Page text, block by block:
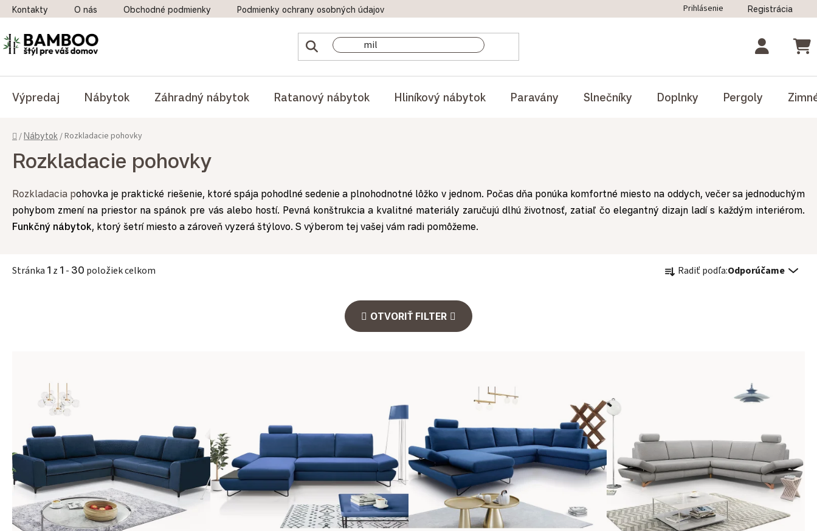
Prejsť na obsah
Kontakty O nás Obchodné podmienky Podmienky ochrany osobných údajov Odstúpenie od zmluvy
Prihlásenie Registrácia
Výpredaj Nábytok Záhradný nábytok Ratanový nábytok Hliníkový nábytok Paravány Slnečníky Doplnky Pergoly
Domov
/Nábytok /Rozkladacie pohovky
Rozkladacie pohovky
Rozkladacia pohovka je praktické riešenie, ktoré spája pohodlné sedenie a plnohodnotné lôžko v jednom. Počas dňa ponúka komfortné miesto na oddych, večer sa jednoduchým
pohybom zmení na priestor na spánok pre vás alebo hostí. Pevná konštrukcia a kvalitné materiály zaručujú dlhú životnosť, zatiaľ čo elegantný dizajn ladí s každým interiérom.
Funkčný nábytok, ktorý šetrí miesto a zároveň vyzerá štýlovo. S výberom tej vašej vám radi pomôžeme.
Stránka 1 z 1 - 30 položiek celkom Radiť podľa:Odporúčame
OTVORIŤ FILTER